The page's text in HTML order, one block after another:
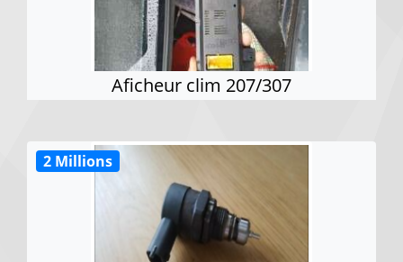
Aficheur clim 207/307
2 Millions